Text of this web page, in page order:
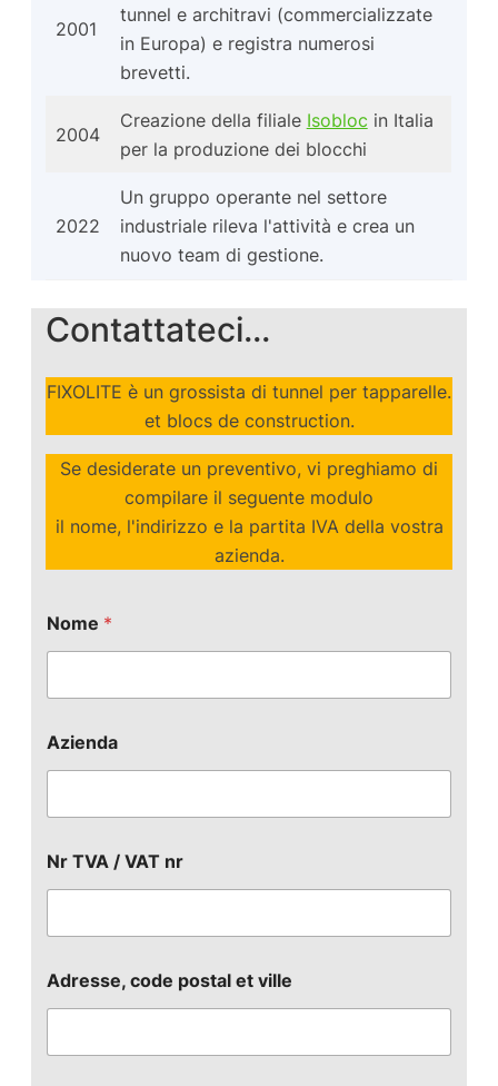
2001
tunnel e architravi (commercializzate
in Europa) e registra numerosi
brevetti.
2004
Creazione della filiale Isobloc in Italia
per la produzione dei blocchi
2022
Un gruppo operante nel settore
industriale rileva l'attività e crea un
nuovo team di gestione.
Contattateci...
FIXOLITE è un grossista di tunnel per tapparelle.
et blocs de construction.
Se desiderate un preventivo, vi preghiamo di
compilare il seguente modulo
il nome, l'indirizzo e la partita IVA della vostra
azienda.
Nome *
Azienda
Nr TVA / VAT nr
Adresse, code postal et ville